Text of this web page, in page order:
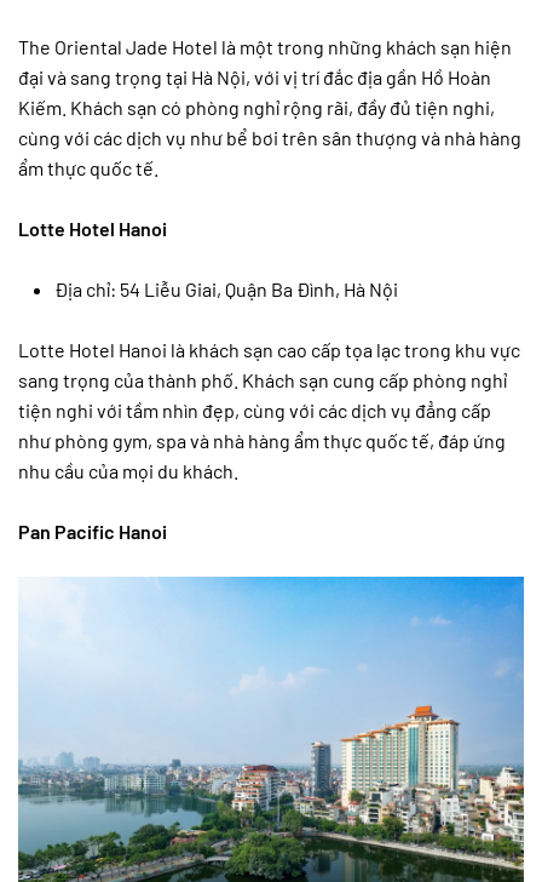
The Oriental Jade Hotel là một trong những khách sạn hiện
đại và sang trọng tại Hà Nội, với vị trí đắc địa gần Hồ Hoàn
Kiếm. Khách sạn có phòng nghỉ rộng rãi, đầy đủ tiện nghi,
cùng với các dịch vụ như bể bơi trên sân thượng và nhà hàng
ẩm thực quốc tế.
Lotte Hotel Hanoi
Địa chỉ: 54 Liễu Giai, Quận Ba Đình, Hà Nội
Lotte Hotel Hanoi là khách sạn cao cấp tọa lạc trong khu vực
sang trọng của thành phố. Khách sạn cung cấp phòng nghỉ
tiện nghi với tầm nhìn đẹp, cùng với các dịch vụ đẳng cấp
như phòng gym, spa và nhà hàng ẩm thực quốc tế, đáp ứng
nhu cầu của mọi du khách.
Pan Pacific Hanoi